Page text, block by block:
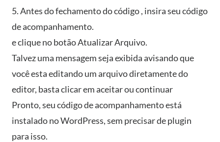
5. Antes do fechamento do código , insira seu código
de acompanhamento.
e clique no botão Atualizar Arquivo.
Talvez uma mensagem seja exibida avisando que
você esta editando um arquivo diretamente do
editor, basta clicar em aceitar ou continuar
Pronto, seu código de acompanhamento está
instalado no WordPress, sem precisar de plugin
para isso.